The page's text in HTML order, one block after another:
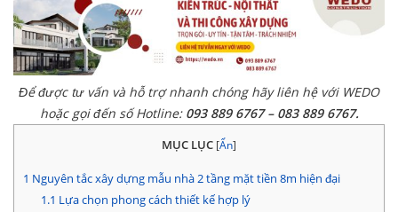
Để được tư vấn và hỗ trợ nhanh chóng hãy liên hệ với WEDO
hoặc gọi đến số Hotline: 093 889 6767 – 083 889 6767.
MỤC LỤC [Ẩn]
1 Nguyên tắc xây dựng mẫu nhà 2 tầng mặt tiền 8m hiện đại
1.1 Lựa chọn phong cách thiết kế hợp lý